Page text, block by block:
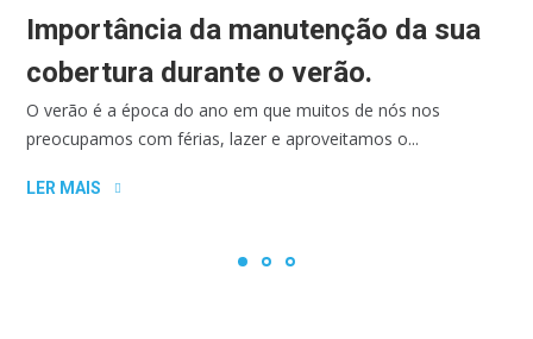
Importância da manutenção da sua
cobertura durante o verão.
O verão é a época do ano em que muitos de nós nos
preocupamos com férias, lazer e aproveitamos o...
LER MAIS